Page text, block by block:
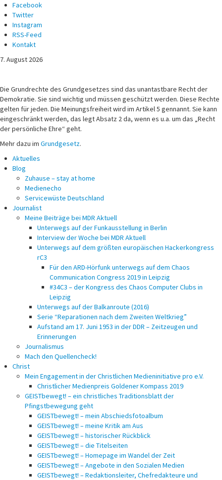
Facebook
Twitter
Instagram
RSS-Feed
Kontakt
7. August 2026
Michael Voß
Journalist und Christ
Die Grundrechte des Grundgesetzes sind das unantastbare Recht der
Demokratie. Sie sind wichtig und müssen geschützt werden. Diese Rechte
gelten für jeden. Die Meinungsfreiheit wird im Artikel 5 gennannt. Sie kann
eingeschränkt werden, das legt Absatz 2 da, wenn es u.a. um das „Recht
der persönliche Ehre“ geht.
Mehr dazu im Grundgesetz.
Aktuelles
Blog
Zuhause – stay at home
Medienecho
Servicewüste Deutschland
Journalist
Meine Beiträge bei MDR Aktuell
Unterwegs auf der Funkausstellung in Berlin
Interview der Woche bei MDR Aktuell
Unterwegs auf dem größten europäischen Hackerkongress
rC3
Für den ARD-Hörfunk unterwegs auf dem Chaos
Communication Congress 2019 in Leipzig
#34C3 – der Kongress des Chaos Computer Clubs in
Leipzig
Unterwegs auf der Balkanroute (2016)
Serie “Reparationen nach dem Zweiten Weltkrieg”
Aufstand am 17. Juni 1953 in der DDR – Zeitzeugen und
Erinnerungen
Journalismus
Mach den Quellencheck!
Christ
Mein Engagement in der Christlichen Medieninitiative pro e.V.
Christlicher Medienpreis Goldener Kompass 2019
GEISTbewegt! – ein christliches Traditionsblatt der
Pfingstbewegung geht
GEISTbewegt! – mein Abschiedsfotoalbum
GEISTbewegt! – meine Kritik am Aus
GEISTbewegt! – historischer Rückblick
GEISTbewegt! – die Titelseiten
GEISTbewegt! – Homepage im Wandel der Zeit
GEISTbewegt! – Angebote in den Sozialen Medien
GEISTbewegt! – Redaktionsleiter, Chefredakteure und